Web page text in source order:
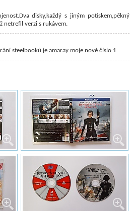
disky,každý s jiným potiskem,pěkný
netrefil verzi s rukávem.
steelbooků je amaray moje nové číslo 1